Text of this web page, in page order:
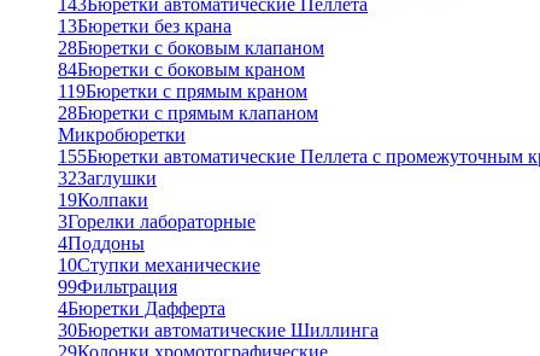
143Бюретки автоматические Пеллета
13Бюретки без крана
28Бюретки с боковым клапаном
84Бюретки с боковым краном
119Бюретки с прямым краном
28Бюретки с прямым клапаном
Микробюретки
155Бюретки автоматические Пеллета с промежуточным
32Заглушки
19Колпаки
3Горелки лабораторные
4Поддоны
10Ступки механические
99Фильтрация
4Бюретки Дафферта
30Бюретки автоматические Шиллинга
29Колонки хромотографические